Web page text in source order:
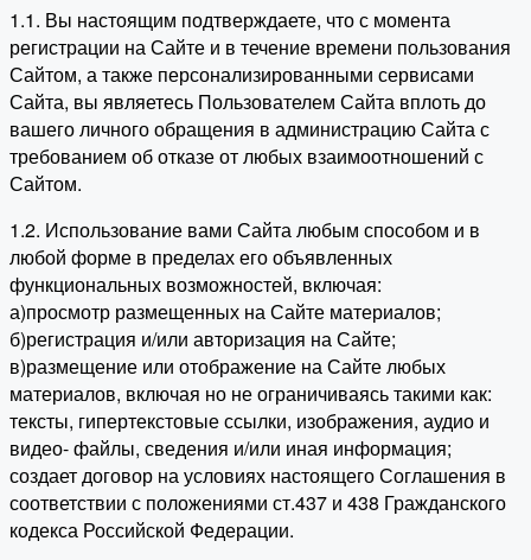
1.1. Вы настоящим подтверждаете, что с момента
регистрации на Сайте и в течение времени пользования
Сайтом, а также персонализированными сервисами
Сайта, вы являетесь Пользователем Сайта вплоть до
вашего личного обращения в администрацию Сайта с
требованием об отказе от любых взаимоотношений с
Сайтом.
1.2. Использование вами Сайта любым способом и в
любой форме в пределах его объявленных
функциональных возможностей, включая:
а)просмотр размещенных на Сайте материалов;
б)регистрация и/или авторизация на Сайте;
в)размещение или отображение на Сайте любых
материалов, включая но не ограничиваясь такими как:
тексты, гипертекстовые ссылки, изображения, аудио и
видео- файлы, сведения и/или иная информация;
создает договор на условиях настоящего Соглашения в
соответствии с положениями ст.437 и 438 Гражданского
кодекса Российской Федерации.